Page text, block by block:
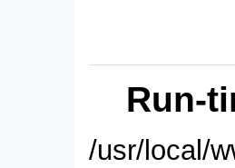
Run-
/usr/local/